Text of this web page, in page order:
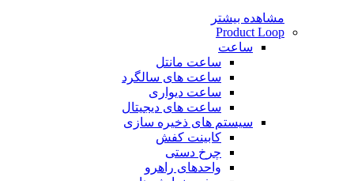
مشاهده بیشتر
Product Loop
ساعت
ساعت مانتل
ساعت های سالگرد
ساعت دیواری
ساعت های دیجیتال
سیستم های ذخیره سازی
کابینت کفش
چرخ دستی
واحدهای راهرو